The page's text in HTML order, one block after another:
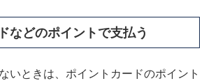
などのポイントで支払う
いときは、ポイントカードのポイント